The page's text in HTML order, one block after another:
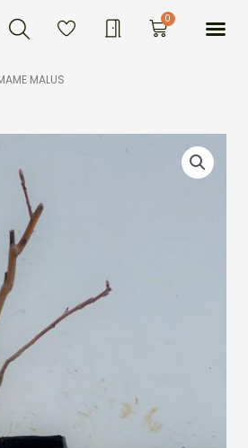
Buscar 0Carrito
MALUS